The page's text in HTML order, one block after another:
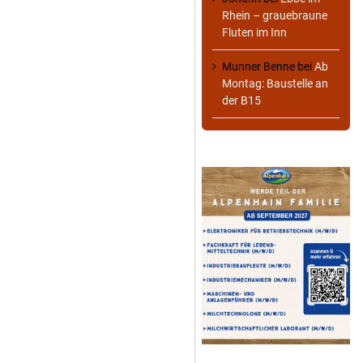
Rhein – grauebraune
Fluten im Inn
Munner Benne beiAb
Montag: Baustelle an
der B15